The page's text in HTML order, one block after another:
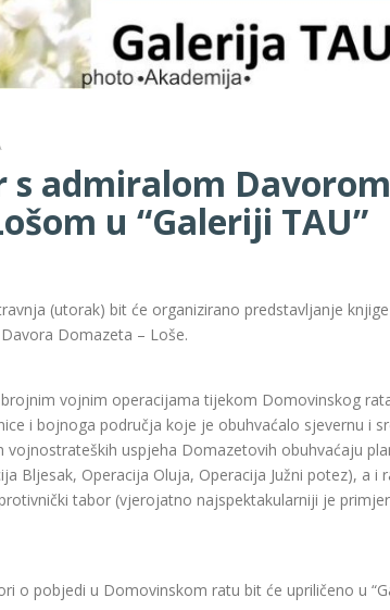
s admiralom Davorom
u “Galeriji TAU”
(utorak) bit će organizirano predstavljanje
Domazeta – Loše.
vojnim operacijama tijekom Domovinskog
i bojnoga područja koje je obuhvaćalo sjevernu i
vojnostrateških uspjeha Domazetovih obuhvaćaju
Bljesak, Operacija Oluja, Operacija Južni potez), a i
tabor (vjerojatno najspektakularniji je
o pobjedi u Domovinskom ratu bit će upriličeno u